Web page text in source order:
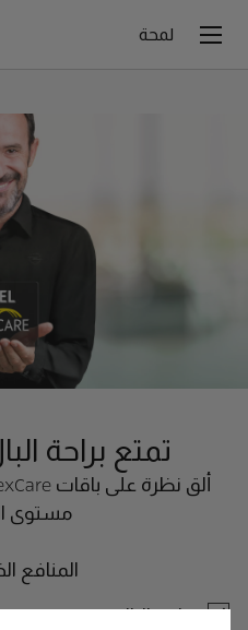
لمحة
تمتع براحة
مستوى
المنافع
راحة البال